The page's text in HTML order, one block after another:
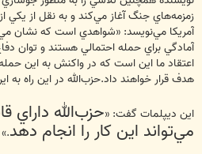
زمزمه‌هاي جنگ آغاز مي‌كند و به نقل از يكي
آمريكا مي‌نويسد: «شواهدي است كه نشان
آمادگي براي حمله احتمالي هستند و توان
اعتقاد ما اين است كه در واكنش به اين حمله
هدف قرار خواهند داد.حزب‌الله در اين راه به
اين ديپلمات گفت: «حزب‌الله داراي
مي‌تواند اين كار را انجام دهد.»